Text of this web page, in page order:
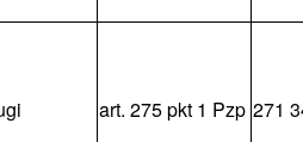
art. 275 pkt 1 Pzp 271